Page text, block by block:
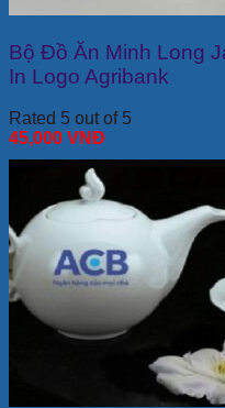
Bộ Đồ Ăn Minh Long
In Logo Agribank
Rated 5 out of 5
45,000 VNĐ